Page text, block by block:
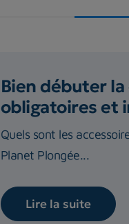
Bien débuter
obligatoires et
Quels sont les
Planet Plongée...
Lire la suite